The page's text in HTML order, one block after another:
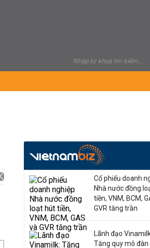
Cổ phiếu doanh
Nhà nước đồng
tiền, VNM, BCM,
GVR tăng trần
Lãnh đạo
Tăng quy mô đàn